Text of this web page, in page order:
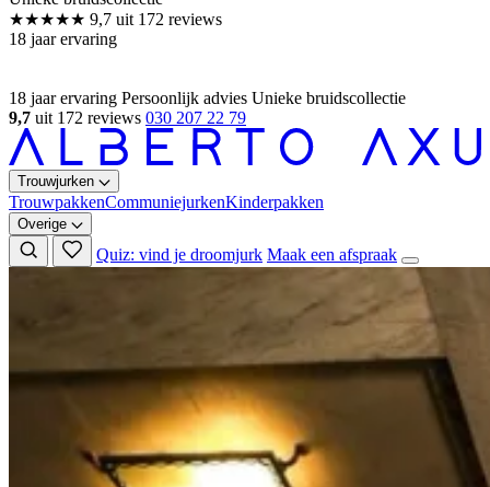
18 jaar ervaring Persoonlijk advies Unieke bruidscollectie
9,7 uit 172 reviews 030 207 22 79
Trouwjurken
TrouwpakkenCommuniejurkenKinderpakken
Overige
Quiz: vind je droomjurk Maak een afspraak